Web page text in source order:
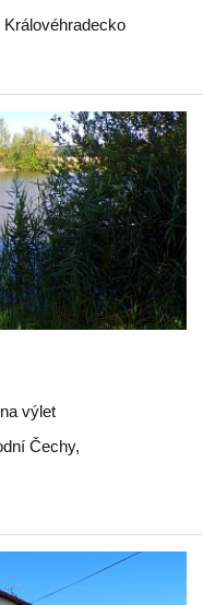
Královéhradecko
výlet
Čechy,